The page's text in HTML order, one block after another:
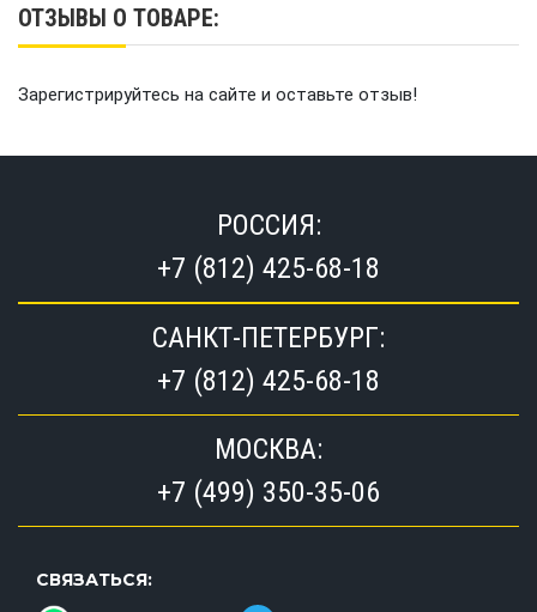
ОТЗЫВЫ О ТОВАРЕ:
Зарегистрируйтесь на сайте и оставьте отзыв!
РОССИЯ:
+7 (812) 425-68-18
САНКТ-ПЕТЕРБУРГ:
+7 (812) 425-68-18
МОСКВА:
+7 (499) 350-35-06
СВЯЗАТЬСЯ: